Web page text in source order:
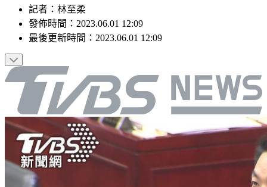
記者 ： 林至柔
發佈時間： 2023.06.01 12:09
最後更新時間： 2023.06.01 12:09